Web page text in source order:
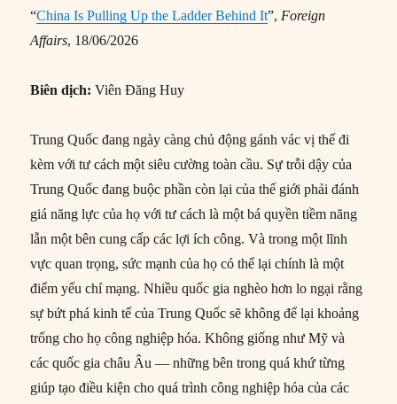
“China Is Pulling Up the Ladder Behind It”, Foreign
Affairs, 18/06/2026
Biên dịch:Viên Đăng Huy
Trung Quốc đang ngày càng chủ động gánh vác vị thế đi
kèm với tư cách một siêu cường toàn cầu. Sự trỗi dậy của
Trung Quốc đang buộc phần còn lại của thế giới phải đánh
giá năng lực của họ với tư cách là một bá quyền tiềm năng
lẫn một bên cung cấp các lợi ích công. Và trong một lĩnh
vực quan trọng, sức mạnh của họ có thể lại chính là một
điểm yếu chí mạng. Nhiều quốc gia nghèo hơn lo ngại rằng
sự bứt phá kinh tế của Trung Quốc sẽ không để lại khoảng
trống cho họ công nghiệp hóa. Không giống như Mỹ và
các quốc gia châu Âu — những bên trong quá khứ từng
giúp tạo điều kiện cho quá trình công nghiệp hóa của các